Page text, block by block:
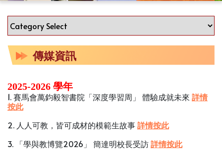
傳媒資訊
2025-2026 學年
1. 賽馬會萬鈞毅智書院「深度學習周」 體驗成就未來 詳情
按此
2. 人人可教，皆可成材的模範生故事詳情按此
3. 「學與教博覽2026」 簡達明校長受訪詳情按此